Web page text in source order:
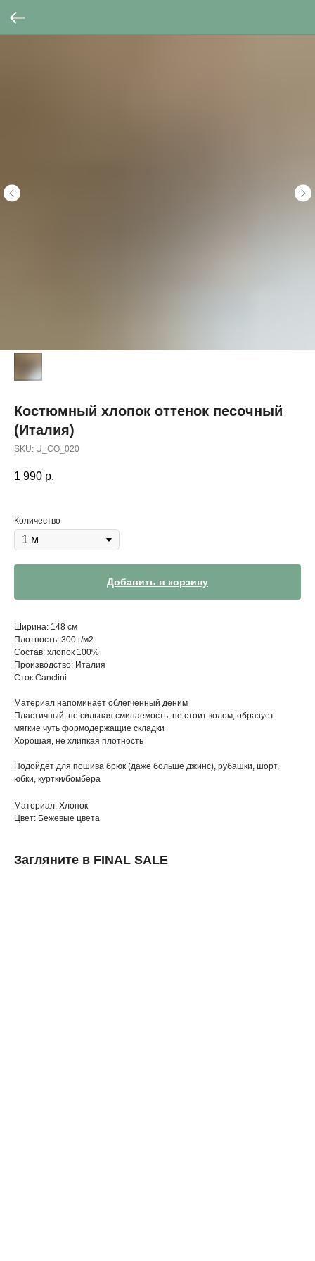
Костюмный хлопок оттенок песочный
(Италия)
SKU: U_CO_020
1 990 р.
Количество
Добавить в корзину
Ширина: 148 см
Плотность: 300 г/м2
Состав: хлопок 100%
Производство: Италия
Сток Canclini
Материал напоминает облегченный деним
Пластичный, не сильная сминаемость, не стоит колом, образует
мягкие чуть формодержащие складки
Хорошая, не хлипкая плотность
Подойдет для пошива брюк (даже больше джинс), рубашки, шорт,
юбки, куртки/бомбера
Материал: Хлопок
Цвет: Бежевые цвета
Загляните в FINAL SALE